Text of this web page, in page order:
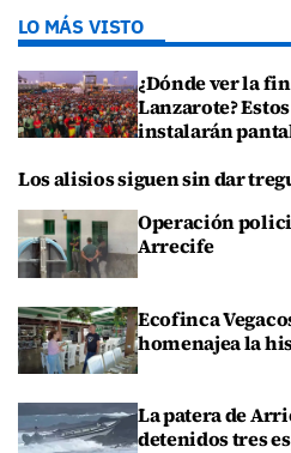
LO MÁS VISTO
¿Dónde ver la
Lanzarote?
instalarán
Los alisios siguen sin dar
Operación
Arrecife
Ecofinca
homenajea la
La patera de
detenidos tres